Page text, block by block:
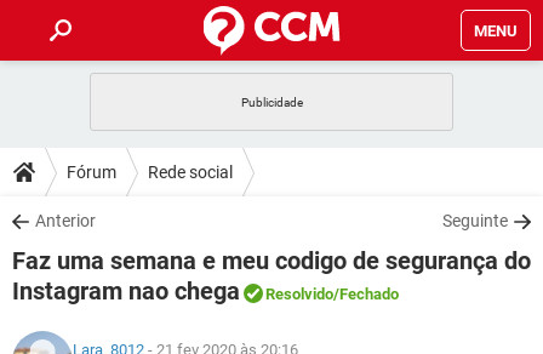
MENU
CELULAR
OUTLOOK
INSTAGRAM GMAIL
GUIA DE COMPRAS
DICAS
JOGOS
OUTLOOK
DOWNLOADS
JOGOS WHATSAPP
CELULAR FACEBOOK
OUTLOOK EXCEL
FÓRUM
GLOSSÁRIO
Fórum Rede social
Anterior Seguinte
Faz uma semana e meu codigo de segurança do
Instagram nao chega
Resolvido/Fechado
Lara_8012 - 21 fev 2020 às 20:16